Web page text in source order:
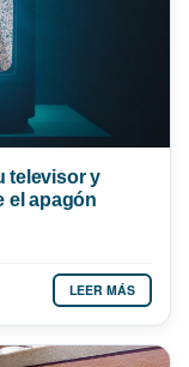
televisor y
el apagón
LEER MÁS